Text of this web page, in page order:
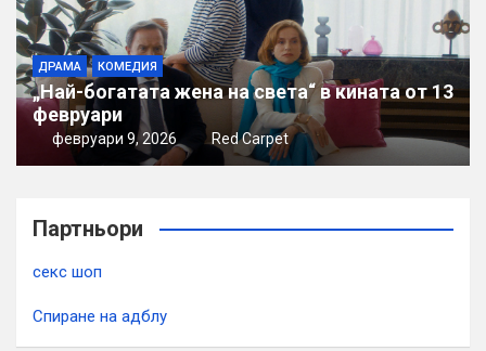
ДРАМА КОМЕДИЯ
„Най-богатата жена на света“ в кината от 13
февруари
февруари 9, 2026 Red Carpet
Партньори
секс шоп
Спиране на адблу